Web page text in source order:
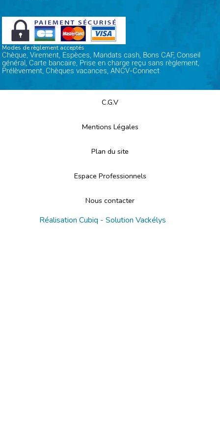
Modes de règlement acceptés
Chèque, Virement, Espèces, Mandats cash, Bons CAF, Conseil
général, Carte bancaire, Prise en charge reçu sans règlement,
Prélèvement, Chèques vacances, ANCV-Connect
C.G.V
Mentions Légales
Plan du site
Espace Professionnels
Nous contacter
Réalisation Cubiq - Solution Vackélys